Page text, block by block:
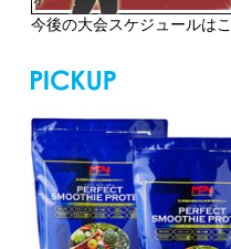
今後の大会スケジュールはこ